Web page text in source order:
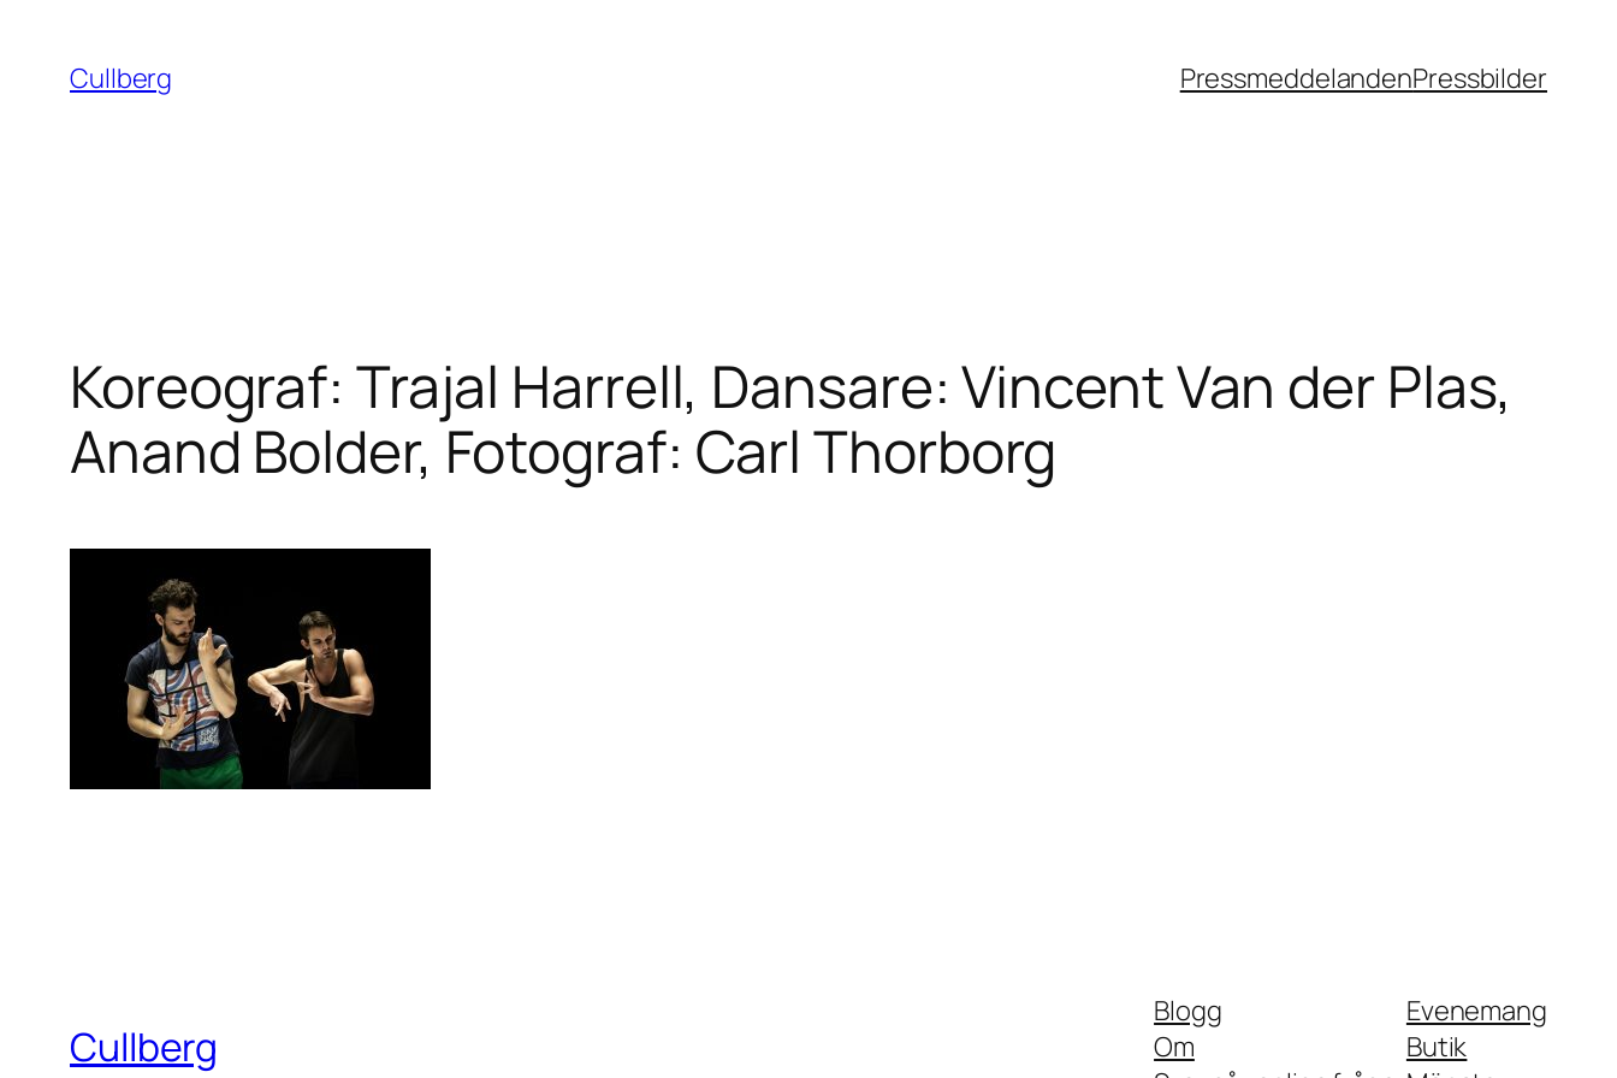
innehåll
Cullberg PressmeddelandenPressbilder
Koreograf: Trajal Harrell, Dansare: Vincent Van der Plas,
Anand Bolder, Fotograf: Carl Thorborg
Cullberg
Blogg
Om
Evenemang
Butik